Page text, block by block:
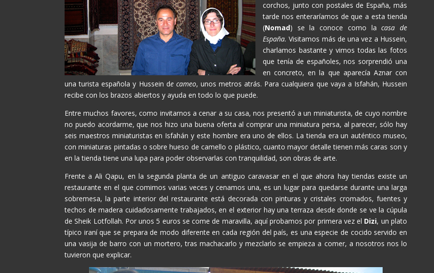
corchos, junto con postales de España, más
tarde nos enteraríamos de que a esta tienda
(Nomad) se la conoce como lacasa de
España.Visitamos más de una vez a Hussein,
charlamos bastante y vimos todas las fotos
que tenía de españoles, nos sorprendió una
en concreto, en la que aparecía Aznar con
una turista española y Hussein de cameo, unos metros atrás. Para cualquiera que vaya a Isfahán, Hussein
recibe con los brazos abiertos y ayuda en todo lo que puede.
Entre muchos favores, como invitarnos a cenar a su casa, nos presentó a un miniaturista, de cuyo nombre
no puedo acordarme, que nos hizo una buena oferta al comprar una miniatura persa, al parecer, sólo hay
seis maestros miniaturistas en Isfahán y este hombre era uno de ellos. La tienda era un auténtico museo,
con miniaturas pintadas o sobre hueso de camello o plástico, cuanto mayor detalle tienen más caras son y
en la tienda tiene una lupa para poder observarlas con tranquilidad, son obras de arte.
Frente a Ali Qapu, en la segunda planta de un antiguo caravasar en el que ahora hay tiendas existe un
restaurante en el que comimos varias veces y cenamos una, es un lugar para quedarse durante una larga
sobremesa, la parte interior del restaurante está decorada con pinturas y cristales cromados, fuentes y
techos de madera cuidadosamente trabajados, en el exterior hay una terraza desde donde se ve la cúpula
de Sheik Lotfollah. Por unos 5 euros se come de maravilla, aquí probamos por primera vez el Dizi, un plato
típico iraní que se prepara de modo diferente en cada región del país, es una especie de cocido servido en
una vasija de barro con un mortero, tras machacarlo y mezclarlo se empieza a comer, a nosotros nos lo
tuvieron que explicar.